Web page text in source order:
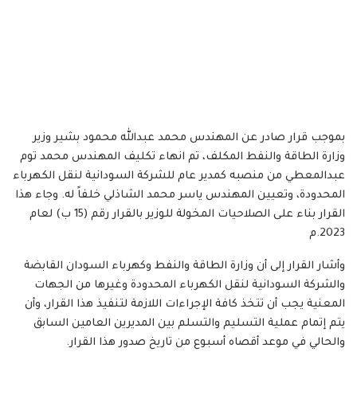
بموجب قرار صادر عن المهندس محمد عبدالله محمود بشير وزير
وزارة الطاقة والنفط المكلف، تم انهاء تكليف المهندس محمد توم
عبدالمعطي من منصبه كمدير عام للشركة السودانية لنقل الكهرباء
المحدودة، وتعيين المهندس ياسر محمد الشاذلي خلفاً له. وجاء هذا
القرار بناء على الصلاحيات المخولة للوزير بالقرار رقم (15 ب) لعام
2023.م
وأشار القرار إلى أن وزارة الطاقة والنفط وكهرباء السودان القابضة
والشركة السودانية لنقل الكهرباء المحدودة وغيرها من الجهات
المعنية يجب أن تتخذ كافة الإجراءات اللازمة لتنفيذ هذا القرار، وأن
يتم إتمام عملية التسليم والتسلم بين المديرين العامين السابق
والحالي في موعد أقصاه أسبوع من تاريخ صدور هذا القرار.